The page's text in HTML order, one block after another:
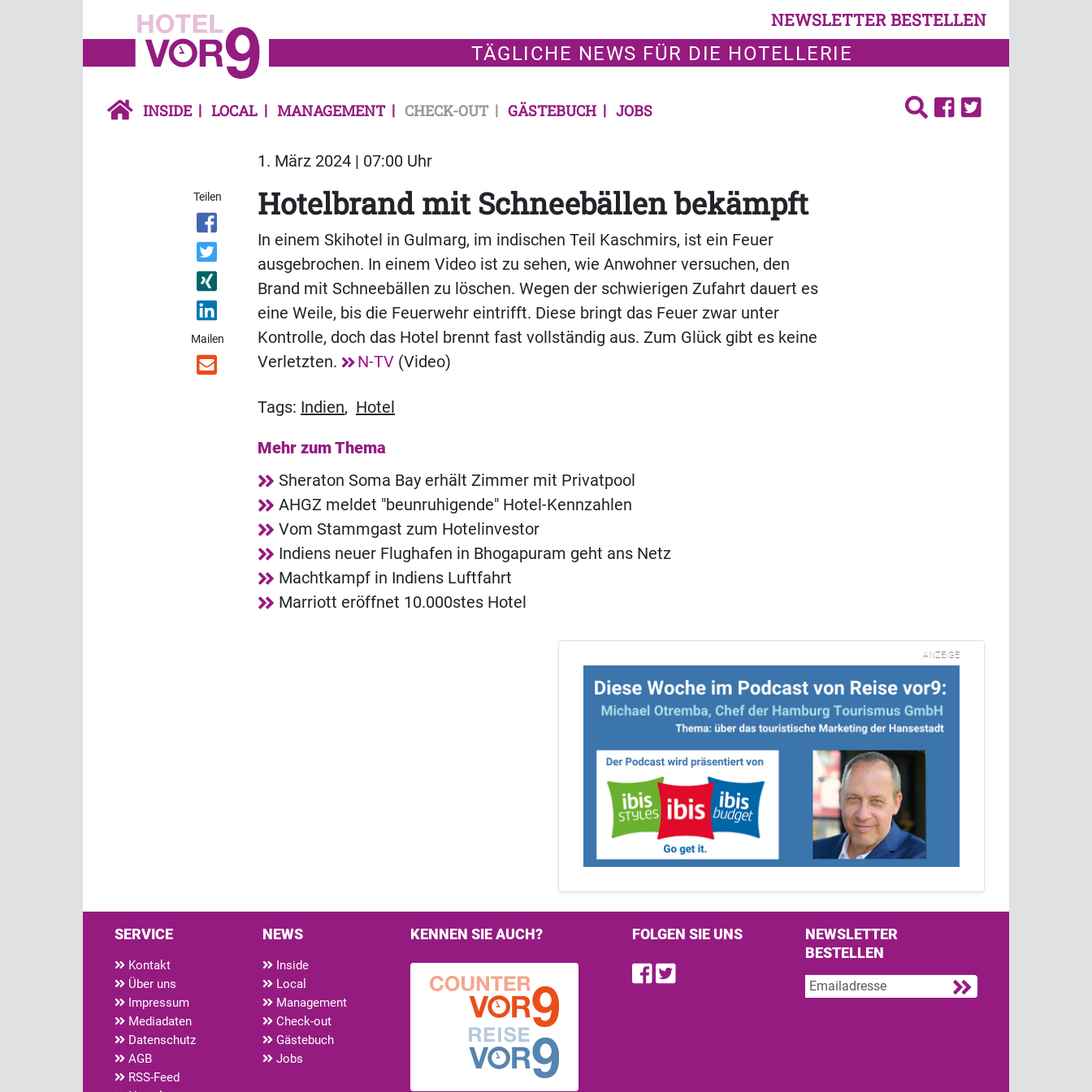
NEWSLETTER BESTELLEN
TÄGLICHE NEWS FÜR DIE HOTELLERIE
INSIDE LOCAL MANAGEMENT CHECK-OUT GÄSTEBUCH JOBS
1. März 2024 | 07:00 Uhr
Teilen
Mailen
Hotelbrand mit Schneebällen bekämpft
In einem Skihotel in Gulmarg, im indischen Teil Kaschmirs, ist ein Feuer
ausgebrochen. In einem Video ist zu sehen, wie Anwohner versuchen, den
Brand mit Schneebällen zu löschen. Wegen der schwierigen Zufahrt dauert es
eine Weile, bis die Feuerwehr eintrifft. Diese bringt das Feuer zwar unter
Kontrolle, doch das Hotel brennt fast vollständig aus. Zum Glück gibt es keine
Verletzten.
N-TV (Video)
Tags: Indien, Hotel
Mehr zum Thema
Sheraton Soma Bay erhält Zimmer mit Privatpool
AHGZ meldet "beunruhigende" Hotel-Kennzahlen
Vom Stammgast zum Hotelinvestor
Indiens neuer Flughafen in Bhogapuram geht ans Netz
Machtkampf in Indiens Luftfahrt
Marriott eröffnet 10.000stes Hotel
ANZEIGE
SERVICE
Kontakt
Über uns
Impressum
Mediadaten
Datenschutz
AGB
RSS-Feed
NEWS
Inside
Local
Management
Check-out
Gästebuch
Jobs
KENNEN SIE AUCH? FOLGEN SIE UNS
Find us on Facebook
Follow us on Twitter
NEWSLETTER
BESTELLEN